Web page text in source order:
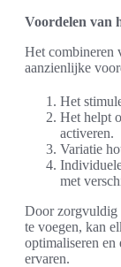
Voordelen van
Het combineren
aanzienlijke
Het
Het helpt
activeren.
Variatie
met
Door zorgvuldig
te voegen, kan
optimaliseren en
ervaren.